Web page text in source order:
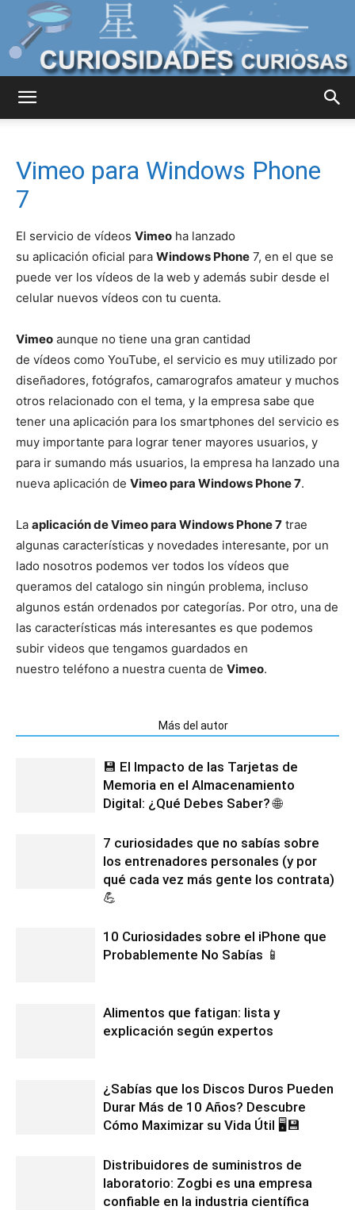
Curiosas
del
Vimeo para Windows Phone
7
El servicio de vídeos Vimeo ha lanzado
su aplicación oficial para Windows Phone 7, en el que se
puede ver los vídeos de la web y además subir desde el
celular nuevos vídeos con tu cuenta.
Vimeo aunque no tiene una gran cantidad
de vídeos como YouTube, el servicio es muy utilizado por
diseñadores, fotógrafos, camarografos amateur y muchos
otros relacionado con el tema, y la empresa sabe que
tener una aplicación para los smartphones del servicio es
muy importante para lograr tener mayores usuarios, y
para ir sumando más usuarios, la empresa ha lanzado una
nueva aplicación de Vimeo para Windows Phone 7.
La aplicación de Vimeo para Windows Phone 7 trae
algunas características y novedades interesante, por un
lado nosotros podemos ver todos los vídeos que
queramos del catalogo sin ningún problema, incluso
algunos están ordenados por categorías. Por otro, una de
las características más interesantes es que podemos
subir videos que tengamos guardados en
nuestro teléfono a nuestra cuenta de Vimeo.
Más del autor
💾 El Impacto de las Tarjetas de
Memoria en el Almacenamiento
Digital: ¿Qué Debes Saber? 🌐
7 curiosidades que no sabías sobre
los entrenadores personales (y por
qué cada vez más gente los contrata)
💪
10 Curiosidades sobre el iPhone que
Probablemente No Sabías 📱
Alimentos que fatigan: lista y
explicación según expertos
¿Sabías que los Discos Duros Pueden
Durar Más de 10 Años? Descubre
Cómo Maximizar su Vida Útil 🖥️💾
Distribuidores de suministros de
laboratorio: Zogbi es una empresa
confiable en la industria científica